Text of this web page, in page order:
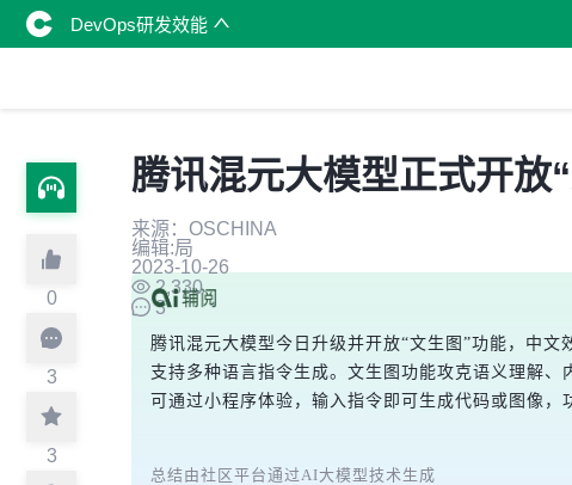
DevOps研发效能
0
3
3
腾讯混元大模型正式开放
来源：OSCHINA
编辑:局
2023-10-26
2,330
3
腾讯混元大模型今日升级并开放“文生图”功能，中文
支持多种语言指令生成。文生图功能攻克语义理解
可通过小程序体验，输入指令即可生成代码或图像，
总结由社区平台通过AI大模型技术生成